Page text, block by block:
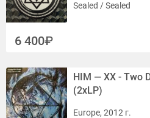
Sealed / Sealed
6 400
HIM — XX - Two
(2xLP)
Europe, 2012 г.